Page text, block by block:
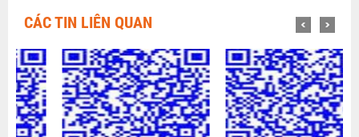
CÁC TIN LIÊN QUAN